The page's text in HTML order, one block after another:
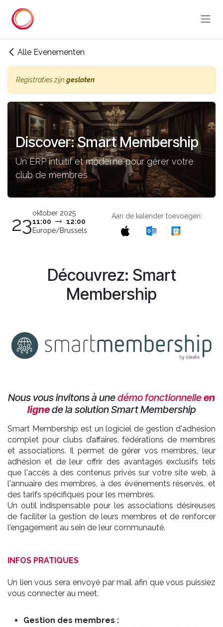
Alle Evenementen
Registraties zijn gesloten
Discover: Smart Membership
Un ERP intuitif et moderne pour gérer votre
club de membres
23oktober 2025
11:00
12:00
Europe/Brussels
Aan de kalender toevoegen:
Découvrez: Smart
Membership
Nous vous invitons à unedémo fonctionnelleen
lignede la solution Smart Membership
​Smart Membership est un logiciel de gestion d'adhésion
complet pour clubs d’affaires, fédérations de membres
et associations. Il permet de gérer vos membres, leur
adhésion et de leur offrir des avantages exclusifs tels
que l'accès à des contenus privés sur votre site web, à
l'annuaire des membres, à des événements réservés, et
des tarifs spécifiques pour les membres.
Un outil indispensable pour les associations désireuses
de faciliter la gestion de leurs membres et de renforcer
l'engagement au sein de leur communauté.
INFOS PRATIQUES
Un lien vous sera envoyé par mail afin que vous puissiez
vous connecter au meet.
Gestion des membres :